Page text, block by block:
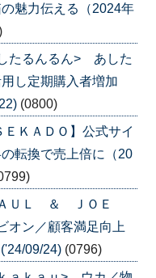
魅力伝える（2024年
たるんるん> あした
し定期購入者増加
(0800)
ＥＫＡＤＯ】公式サイ
転換で売上倍に（20
ＡＵＬ ＆ ＪＯＥ
ン／顧客満足向上
09/24) (0796)